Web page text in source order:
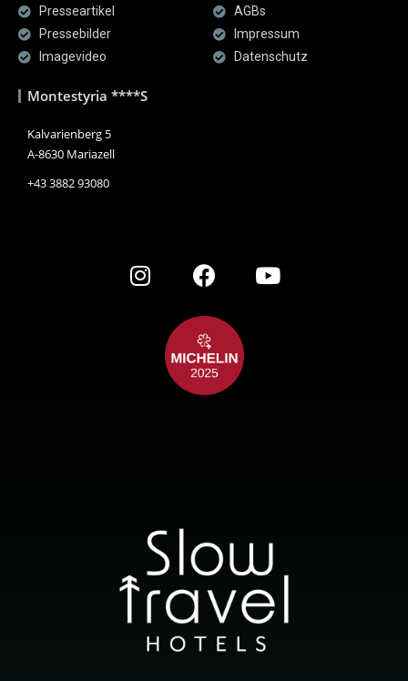
Presseartikel
Pressebilder
Imagevideo
AGBs
Impressum
Datenschutz
Montestyria ****S
Kalvarienberg 5
A-8630 Mariazell
+43 3882 93080